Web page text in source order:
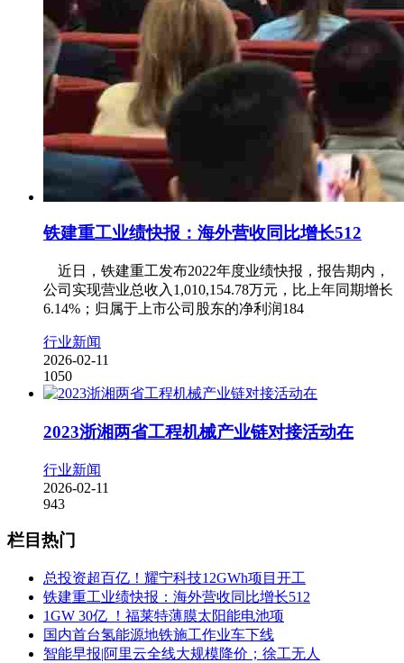
铁建重工业绩快报：海外营收同比增长512
近日，铁建重工发布2022年度业绩快报，报告期内，
公司实现营业总收入1,010,154.78万元，比上年同期增长
6.14%；归属于上市公司股东的净利润184
行业新闻
2026-02-11
1050
2023浙湘两省工程机械产业链对接活动在
行业新闻
2026-02-11
943
栏目热门
总投资超百亿！耀宁科技12GWh项目开工
铁建重工业绩快报：海外营收同比增长512
1GW 30亿 ！福莱特薄膜太阳能电池项
国内首台氢能源地铁施工作业车下线
智能早报|阿里云全线大规模降价；徐工无人